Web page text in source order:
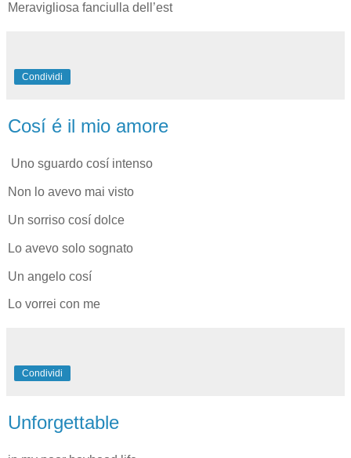
Meravigliosa fanciulla dell’est
Condividi
Cosí é il mio amore
Uno sguardo cosí intenso
Non lo avevo mai visto
Un sorriso cosí dolce
Lo avevo solo sognato
Un angelo cosí
Lo vorrei con me
Condividi
Unforgettable